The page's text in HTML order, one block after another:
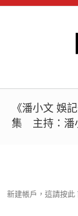
《潘小文 娛
集 主持：潘
新建帳戶，這請按此